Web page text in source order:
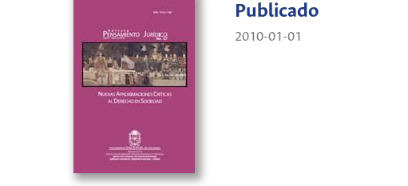
Publicado
2010-01-01